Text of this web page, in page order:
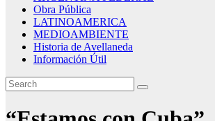
Obra Pública
LATINOAMERICA
MEDIOAMBIENTE
Historia de Avellaneda
Información Útil